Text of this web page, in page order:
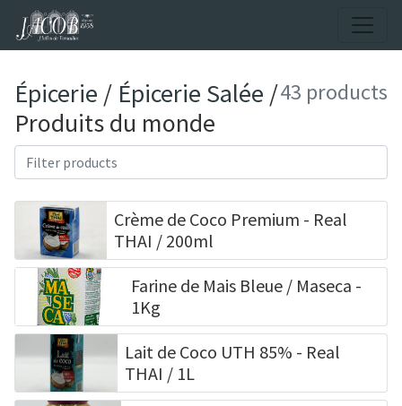
43 products
Épicerie / Épicerie Salée /
Produits du monde
Crème de Coco Premium - Real
THAI / 200ml
Farine de Mais Bleue / Maseca -
1Kg
Lait de Coco UTH 85% - Real
THAI / 1L